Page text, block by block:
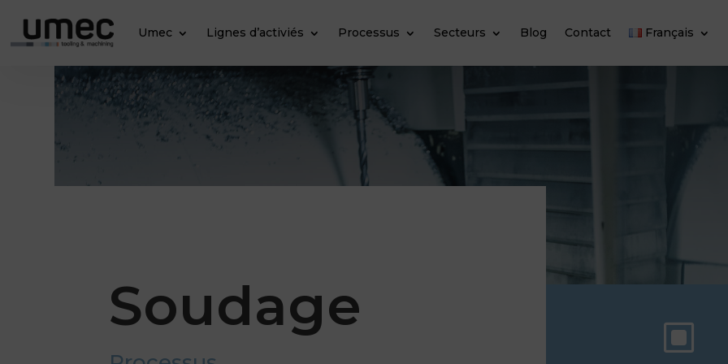
Umec Lignes d’activiés Processus Secteurs Blog Contact Français
Soudage W